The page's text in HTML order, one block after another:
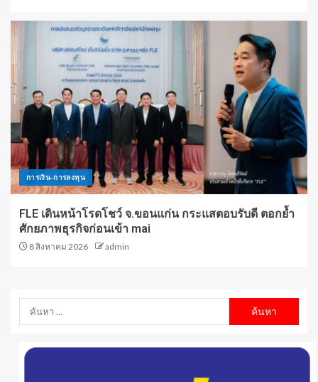
การเงิน-การลงทุน
FLE เดินหน้าโรดโชว์ จ.ขอนแก่น กระแสตอบรับดี ตอกย้ำ
ศักยภาพธุรกิจก่อนเข้า mai
8 สิงหาคม 2026 admin